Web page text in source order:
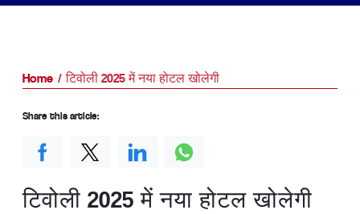
Home टिवोली 2025 में नया होटल खोलेगी
टिवोली 2025 में नया होटल खोलेगी
Share this article: